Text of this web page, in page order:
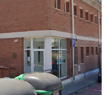
Seu De L'Arxiu
Penedès